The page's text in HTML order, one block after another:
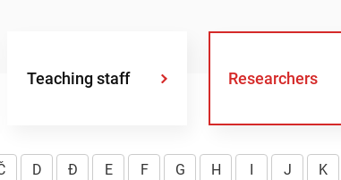
Teaching staff Researchers
D Đ E F G H I J K